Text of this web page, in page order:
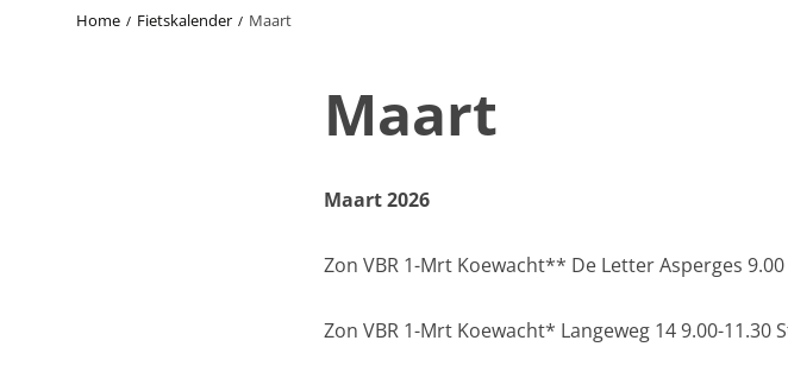
Home Fietskalender Maart
Maart
Maart 2026
Zon VBR 1-Mrt Koewacht** De Letter Asperges
Zon VBR 1-Mrt Koewacht* Langeweg 14 9.00-11.30